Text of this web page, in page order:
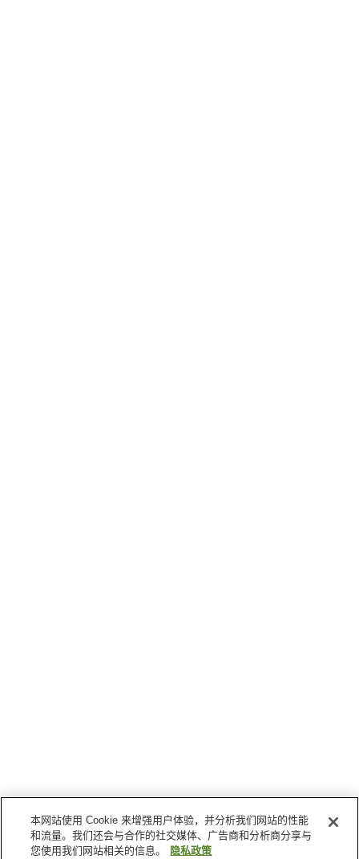
本网站使用 Cookie 来增强用户体验，并分析我们网站的性能
和流量。我们还会与合作的社交媒体、广告商和分析商分享与
您使用我们网站相关的信息。
隐私政策